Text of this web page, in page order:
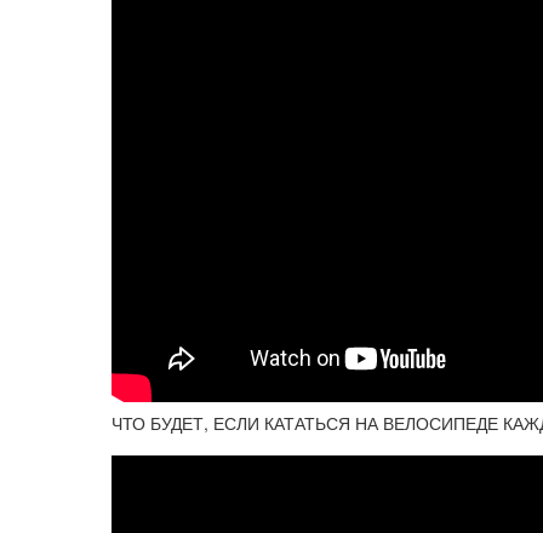
ЧТО БУДЕТ, ЕСЛИ КАТАТЬСЯ НА ВЕЛОСИПЕДЕ